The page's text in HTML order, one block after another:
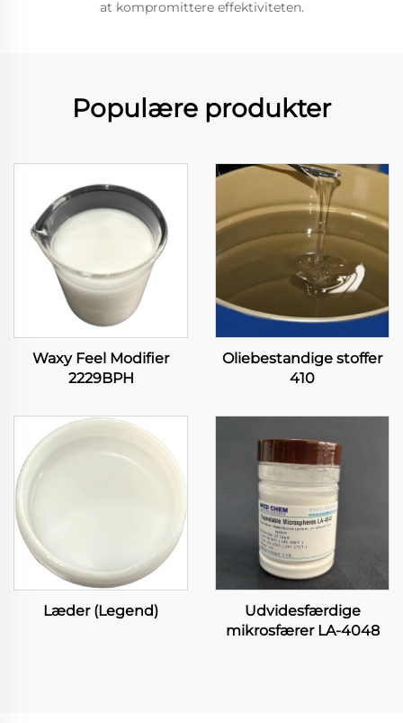
at kompromittere effektiviteten.
Populære produkter
Waxy Feel Modifier
2229BPH
Oliebestandige stoffer
410
Læder (Legend)
Udvidesfærdige
mikrosfærer LA-4048